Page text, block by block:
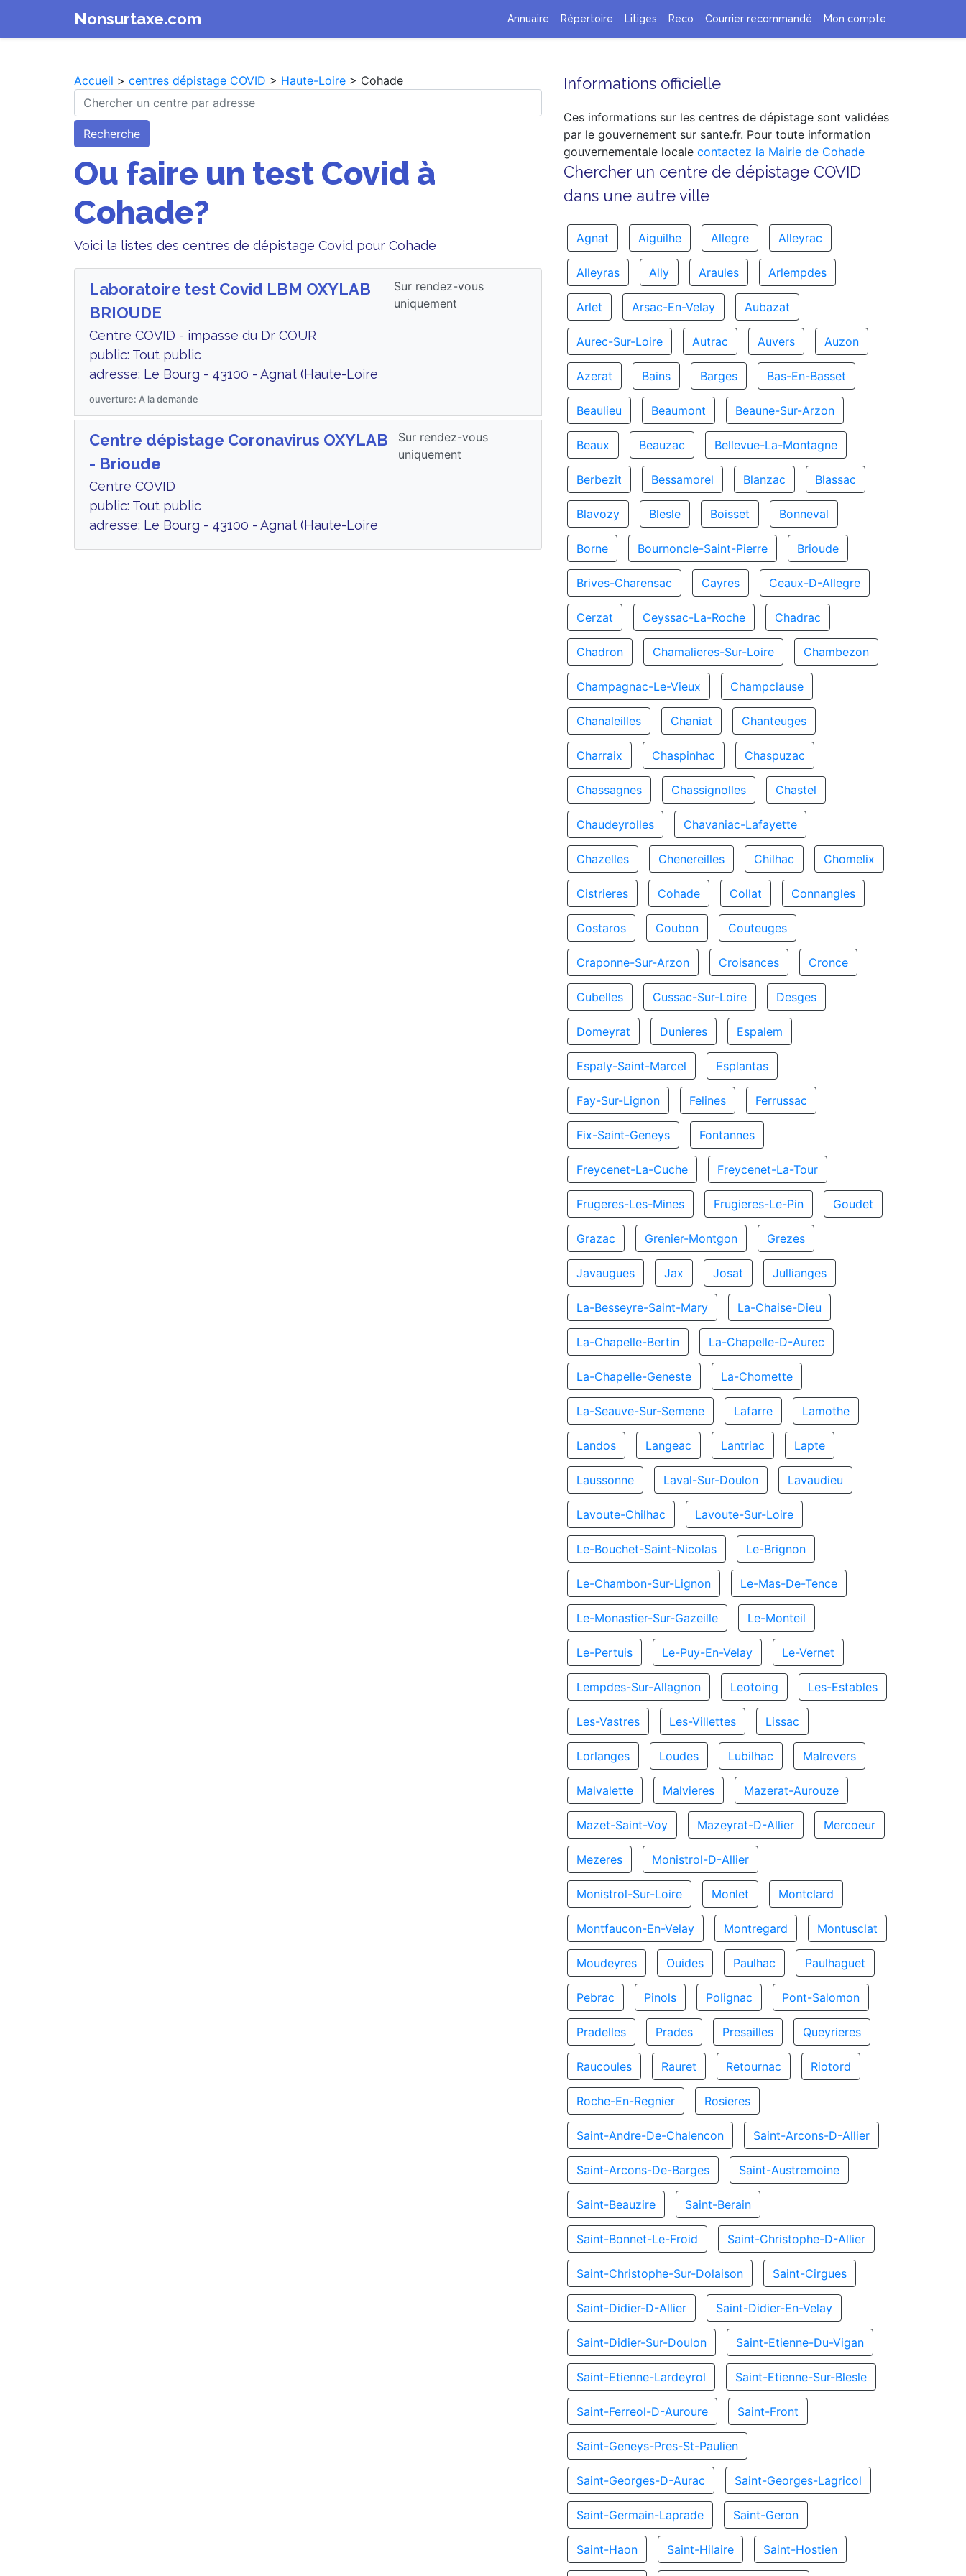
Nonsurtaxe.com Annuaire Répertoire Litiges Reco Courrier recommandé Mon compte
Accueil > centres dépistage COVID > Haute-Loire > Cohade
Recherche
Ou faire un test Covid à
Cohade?
Voici la listes des centres de dépistage Covid pour Cohade
Laboratoire test Covid LBM OXYLAB
BRIOUDE
Centre COVID - impasse du Dr COUR
public: Tout public
adresse: Le Bourg - 43100 - Agnat (Haute-Loire
Sur rendez-vous
uniquement
ouverture: A la demande
Centre dépistage Coronavirus OXYLAB
- Brioude
Centre COVID
public: Tout public
adresse: Le Bourg - 43100 - Agnat (Haute-Loire
Sur rendez-vous
uniquement
Informations officielle
Ces informations sur les centres de dépistage sont validées
par le gouvernement sur sante.fr. Pour toute information
gouvernementale localecontactez la Mairie de Cohade
Chercher un centre de dépistage COVID
dans une autre ville
Agnat Aiguilhe Allegre Alleyrac
Alleyras Ally Araules Arlempdes
Arlet Arsac-En-Velay Aubazat
Aurec-Sur-Loire Autrac Auvers Auzon
Azerat Bains Barges Bas-En-Basset
Beaulieu Beaumont Beaune-Sur-Arzon
Beaux Beauzac Bellevue-La-Montagne
Berbezit Bessamorel Blanzac Blassac
Blavozy Blesle Boisset Bonneval
Borne Bournoncle-Saint-Pierre Brioude
Brives-Charensac Cayres Ceaux-D-Allegre
Cerzat Ceyssac-La-Roche Chadrac
Chadron Chamalieres-Sur-Loire Chambezon
Champagnac-Le-Vieux Champclause
Chanaleilles Chaniat Chanteuges
Charraix Chaspinhac Chaspuzac
Chassagnes Chassignolles Chastel
Chaudeyrolles Chavaniac-Lafayette
Chazelles Chenereilles Chilhac Chomelix
Cistrieres Cohade Collat Connangles
Costaros Coubon Couteuges
Craponne-Sur-Arzon Croisances Cronce
Cubelles Cussac-Sur-Loire Desges
Domeyrat Dunieres Espalem
Espaly-Saint-Marcel Esplantas
Fay-Sur-Lignon Felines Ferrussac
Fix-Saint-Geneys Fontannes
Freycenet-La-Cuche Freycenet-La-Tour
Frugeres-Les-Mines Frugieres-Le-Pin Goudet
Grazac Grenier-Montgon Grezes
Javaugues Jax Josat Jullianges
La-Besseyre-Saint-Mary La-Chaise-Dieu
La-Chapelle-Bertin La-Chapelle-D-Aurec
La-Chapelle-Geneste La-Chomette
La-Seauve-Sur-Semene Lafarre Lamothe
Landos Langeac Lantriac Lapte
Laussonne Laval-Sur-Doulon Lavaudieu
Lavoute-Chilhac Lavoute-Sur-Loire
Le-Bouchet-Saint-Nicolas Le-Brignon
Le-Chambon-Sur-Lignon Le-Mas-De-Tence
Le-Monastier-Sur-Gazeille Le-Monteil
Le-Pertuis Le-Puy-En-Velay Le-Vernet
Lempdes-Sur-Allagnon Leotoing Les-Estables
Les-Vastres Les-Villettes Lissac
Lorlanges Loudes Lubilhac Malrevers
Malvalette Malvieres Mazerat-Aurouze
Mazet-Saint-Voy Mazeyrat-D-Allier Mercoeur
Mezeres Monistrol-D-Allier
Monistrol-Sur-Loire Monlet Montclard
Montfaucon-En-Velay Montregard Montusclat
Moudeyres Ouides Paulhac Paulhaguet
Pebrac Pinols Polignac Pont-Salomon
Pradelles Prades Presailles Queyrieres
Raucoules Rauret Retournac Riotord
Roche-En-Regnier Rosieres
Saint-Andre-De-Chalencon Saint-Arcons-D-Allier
Saint-Arcons-De-Barges Saint-Austremoine
Saint-Beauzire Saint-Berain
Saint-Bonnet-Le-Froid Saint-Christophe-D-Allier
Saint-Christophe-Sur-Dolaison Saint-Cirgues
Saint-Didier-D-Allier Saint-Didier-En-Velay
Saint-Didier-Sur-Doulon Saint-Etienne-Du-Vigan
Saint-Etienne-Lardeyrol Saint-Etienne-Sur-Blesle
Saint-Ferreol-D-Auroure Saint-Front
Saint-Geneys-Pres-St-Paulien
Saint-Georges-D-Aurac Saint-Georges-Lagricol
Saint-Germain-Laprade Saint-Geron
Saint-Haon Saint-Hilaire Saint-Hostien